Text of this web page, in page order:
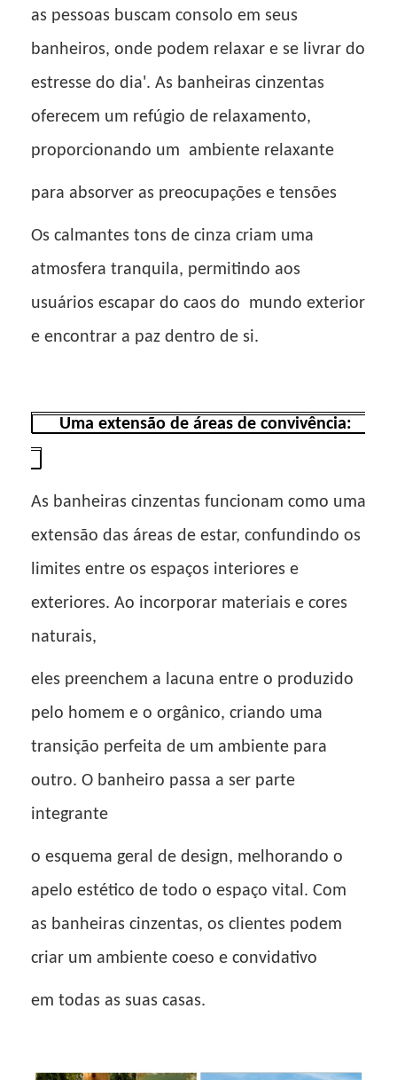
as pessoas buscam consolo em seus
banheiros, onde podem relaxar e se livrar do
estresse do dia'. As banheiras cinzentas
oferecem um refúgio de relaxamento,
proporcionando um ambiente relaxante
para absorver as preocupações e tensões
Os calmantes tons de cinza criam uma
atmosfera tranquila, permitindo aos
usuários escapar do caos do mundo exterior
e encontrar a paz dentro de si.
Uma extensão de áreas de convivência:
As banheiras cinzentas funcionam como uma
extensão das áreas de estar, confundindo os
limites entre os espaços interiores e
exteriores. Ao incorporar materiais e cores
naturais,
eles preenchem a lacuna entre o produzido
pelo homem e o orgânico, criando uma
transição perfeita de um ambiente para
outro. O banheiro passa a ser parte
integrante
o esquema geral de design, melhorando o
apelo estético de todo o espaço vital. Com
as banheiras cinzentas, os clientes podem
criar um ambiente coeso e convidativo
em todas as suas casas.